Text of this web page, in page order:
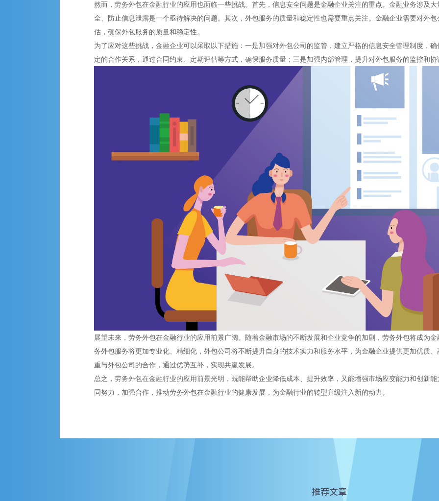
然而，劳务外包在金融行业的应用也面临一些挑战。首先，信息安全问题是金融企业关注的重点。金融业务涉及
全、防止信息泄露是一个亟待解决的问题。其次，外包服务的质量和稳定性也需要重点关注。金融企业需要对外
估，确保外包服务的质量和稳定性。
为了应对这些挑战，金融企业可以采取以下措施：一是加强对外包公司的监管，建立严格的信息安全管理制度，
定的合作关系，通过合同约束、定期评估等方式，确保服务质量；三是加强内部管理，提升对外包服务的监控和
展望未来，劳务外包在金融行业的应用前景广阔。随着金融市场的不断发展和企业竞争的加剧，劳务外包将成为
务外包服务将更加专业化、精细化，外包公司将不断提升自身的技术实力和服务水平，为金融企业提供更加优质
重与外包公司的合作，通过优势互补，实现共赢发展。
总之，劳务外包在金融行业的应用前景光明，既能帮助企业降低成本、提升效率，又能增强市场应变能力和创新
同努力，加强合作，推动劳务外包在金融行业的健康发展，为金融行业的转型升级注入新的动力。
推荐文章